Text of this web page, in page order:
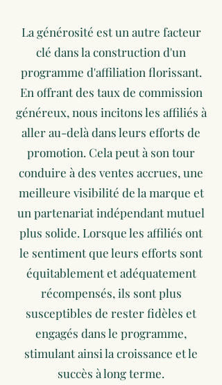
La générosité est un autre facteur
clé dans la construction d'un
programme d'affiliation florissant.
En offrant des taux de commission
généreux, nous incitons les affiliés à
aller au-delà dans leurs efforts de
promotion. Cela peut à son tour
conduire à des ventes accrues, une
meilleure visibilité de la marque et
un partenariat indépendant mutuel
plus solide. Lorsque les affiliés ont
le sentiment que leurs efforts sont
équitablement et adéquatement
récompensés, ils sont plus
susceptibles de rester fidèles et
engagés dans le programme,
stimulant ainsi la croissance et le
succès à long terme.